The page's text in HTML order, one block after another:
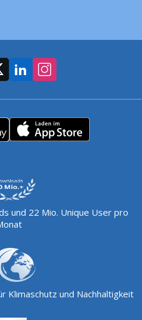
und 22 Mio. Unique User pro
Klimaschutz und Nachhaltigkeit